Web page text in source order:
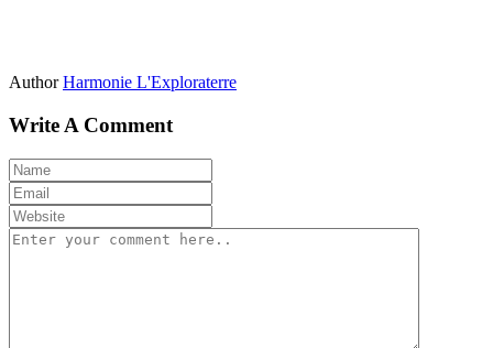
Author Harmonie L'Exploraterre
Write A Comment